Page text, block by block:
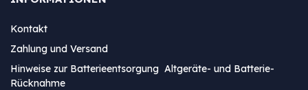
Kontakt
Zahlung und Versand
Hinweise zur Batterieentsorgung Altgeräte- und Batterie-
Rücknahme